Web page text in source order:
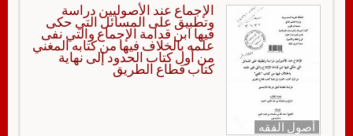
أصول الفقه
الإجماع عند الأصوليين دراسة
وتطبيق على المسائل التي حكى
فيها ابن قدامة الإجماع والتي نفى
علمه بالخلاف فيها من كتابه المغني
من أول كتاب الحدود إلى نهاية
كتاب قطاع الطريق